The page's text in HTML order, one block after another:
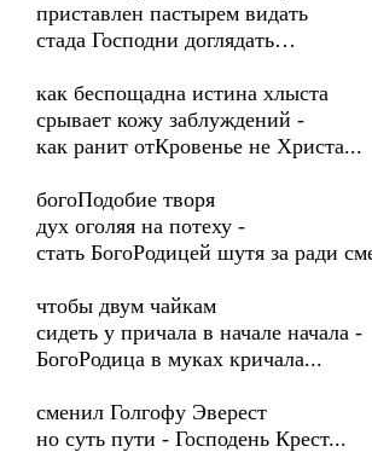
приставлен пастырем видать
стада Господни доглядать…
как беспощадна истина хлыста
срывает кожу заблуждений -
как ранит отКровенье не Христа...
богоПодобие творя
дух оголяя на потеху -
стать БогоРодицей шутя за ради
чтобы двум чайкам
сидеть у причала в начале начала -
БогоРодица в муках кричала...
сменил Голгофу Эверест
но суть пути - Господень Крест...